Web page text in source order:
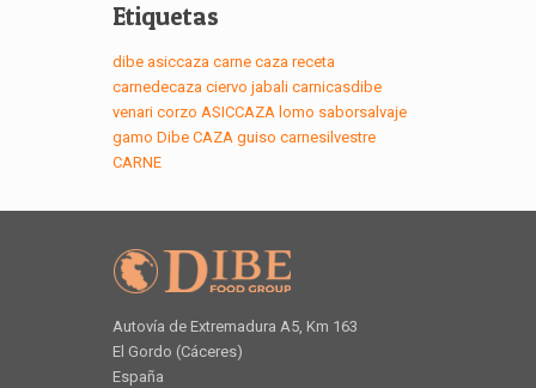
Etiquetas
dibe asiccaza carne caza receta
carnedecaza ciervo jabali carnicasdibe
venari corzo ASICCAZA lomo saborsalvaje
gamo Dibe CAZA guiso carnesilvestre
CARNE
Autovía de Extremadura A5, Km 163
El Gordo (Cáceres)
España